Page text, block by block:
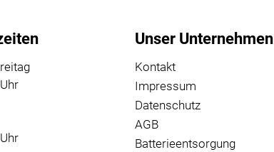
Unser Unternehmen
Kontakt
Impressum
Datenschutz
AGB
Batterieentsorgung